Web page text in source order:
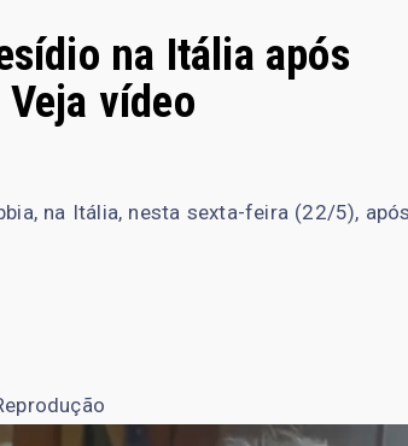
na Itália após
vídeo
na Itália, nesta sexta-feira (22/5),